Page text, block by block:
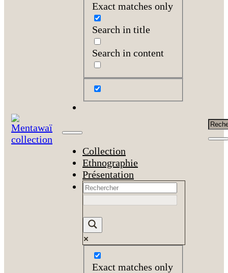
Exact matches only
Search in title
Search in content
Collection
Ethnographie
Présentation
Exact matches only